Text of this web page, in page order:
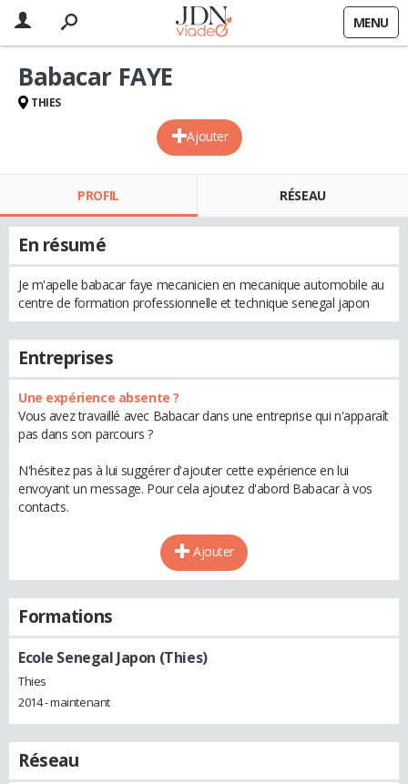
MENU
Ajouter
Babacar FAYE
THIES
PROFIL RÉSEAU
En résumé
Je m'apelle babacar faye mecanicien en mecanique automobile au
centre de formation professionnelle et technique senegal japon
Entreprises
Une expérience absente ?
Vous avez travaillé avec Babacar dans une entreprise qui n'apparaît
pas dans son parcours ?
N'hésitez pas à lui suggérer d'ajouter cette expérience en lui
envoyant un message. Pour cela ajoutez d'abord Babacar à vos
contacts.
Ajouter
Formations
Ecole Senegal Japon (Thies)
Thies
2014 - maintenant
Réseau